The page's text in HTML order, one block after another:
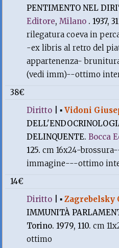
PENTIMENTO NEL
Editore,Milano . 1937,
rilegatura coeva in
-ex libris al retro del
appartenenza-
(vedi imm)--ottimo
38€
Diritto |▪Vidoni
DELINQUENTE.Bocca
125.cm 16x24-
immagine---ottimo
14€
Diritto |▪Zagrebelsky
IMMUNITÀ
Torino. 1979, 110.cm
ottimo